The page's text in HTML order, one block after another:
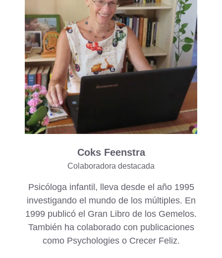
Coks Feenstra
Colaboradora destacada
Psicóloga infantil, lleva desde el año 1995
investigando el mundo de los múltiples. En
1999 publicó el Gran Libro de los Gemelos.
También ha colaborado con publicaciones
como Psychologies o Crecer Feliz.